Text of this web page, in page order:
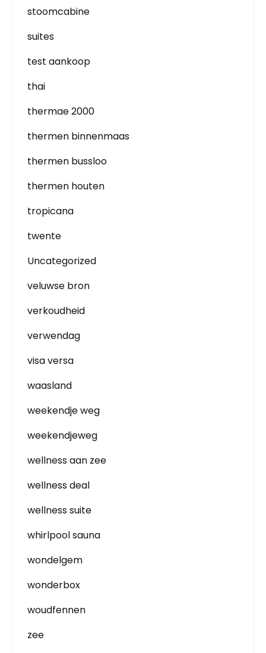
stoomcabine
suites
test aankoop
thai
thermae 2000
thermen binnenmaas
thermen bussloo
thermen houten
tropicana
twente
Uncategorized
veluwse bron
verkoudheid
verwendag
visa versa
waasland
weekendje weg
weekendjeweg
wellness aan zee
wellness deal
wellness suite
whirlpool sauna
wondelgem
wonderbox
woudfennen
zee